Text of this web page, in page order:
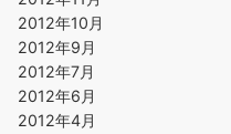
2012年10月
2012年9月
2012年7月
2012年6月
2012年4月